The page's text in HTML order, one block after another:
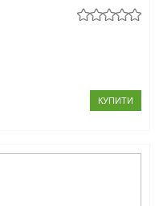
КУПИТИ